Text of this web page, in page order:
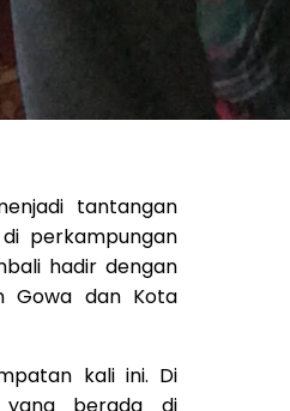
tantangan
perkampungan
hadir dengan
Gowa dan Kota
kali ini. Di